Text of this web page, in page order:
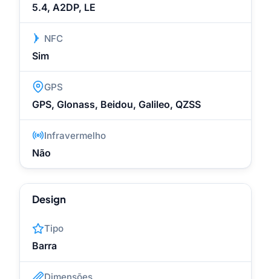
5.4, A2DP, LE
NFC
Sim
GPS
GPS, Glonass, Beidou, Galileo, QZSS
Infravermelho
Não
Design
Tipo
Barra